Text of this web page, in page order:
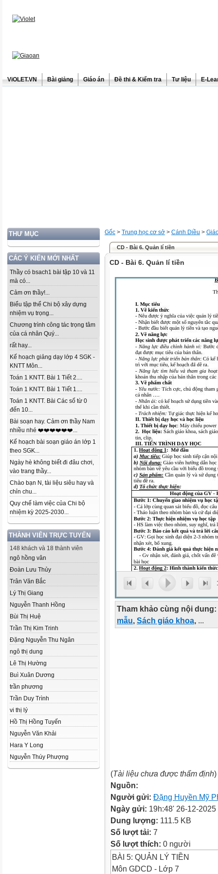
ViOLET.VN Bài giảng Giáo án Đề thi & Kiểm tra Tư liệu E-
THƯ MỤC
CÁC Ý KIẾN MỚI NHẤT
Thầy có bsach1 bài tập 10 và 11
mà có...
Cảm ơn thầy!...
Biểu tập thể Chi bộ xây dựng
nhiệm vụ trọng...
Chương trình công tác trọng tâm
của cá nhân Quý...
rất hay...
Kế hoạch giảng dạy lớp 4 SGK -
KNTT Môn...
Toán 1 KNTT. Bài 1 Tiết 2....
Toán 1 KNTT. Bài 1 Tiết 1....
Toán 1 KNTT. Bài Các số từ 0
đến 10...
Bài soạn hay. Cảm ơn thầy Nam
nhiều nhé ❤️❤️❤️❤️❤️❤️...
Kế hoạch bài soạn giáo án lớp 1
theo SGK...
Ngày hè không biết đi đâu chơi,
vào trang thầy...
Chào bạn N, tài liệu siêu hay và
chỉn chu...
Quy chế làm việc của Chi bộ
nhiệm kỳ 2025-2030...
THÀNH VIÊN TRỰC TUYẾN
148 khách và 18 thành viên
ngô hồng vân
Đoàn Lưu Thủy
Trân Văn Bắc
Lý Thị Giang
Nguyễn Thanh Hồng
Bùi Thị Huệ
Trần Thị Kim Trinh
Đặng Nguyễn Thu Ngân
ngô thị dung
Lê Thị Hường
Buì Xuân Dương
trần phương
Trần Duy Trình
vi thị lý
Hồ Thị Hồng Tuyến
Nguyễn Văn Khải
Hara Y Long
Nguyễn Thúy Phượng
Gốc > Trung học cơ sở > Cánh Diều >
CD - Bài 6. Quản lí tiền
CD - Bài 6. Quản lí tiền
Tham khảo cùng nội dung:
mẫu, Sách giáo khoa, ...
(Tài liệu chưa được thẩm định)
Nguồn:
Người gửi: Đặng Huyền Mỹ
Ngày gửi: 19h:48' 26-12-2025
Dung lượng: 111.5 KB
Số lượt tải: 7
Số lượt thích: 0 người
BÀI 5: QUẢN LÝ TIỀN
Môn GDCD - Lớp 7